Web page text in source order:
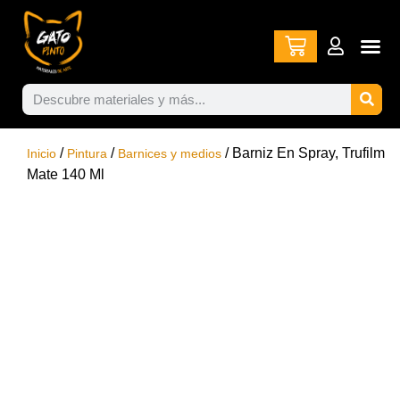
Inicio / Pintura / Barnices y medios / Barniz En Spray, Trufilm
Mate 140 Ml